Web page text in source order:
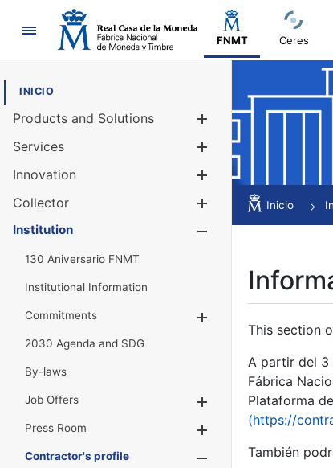
Navigation
FNMT Ceres
INICIO
Products and Solutions
Services
Innovation
Collector
Show/
Institution
130 Aniversario FNMT
Institutional Information
Commitments
2030 Agenda and SDG
By-laws
Job Offers
Show/Hide
Press Room
Show/Hide
Contractor's profile
Show/
Inicio
This section
A partir del 3
Fábrica
Plataforma
(https://
También